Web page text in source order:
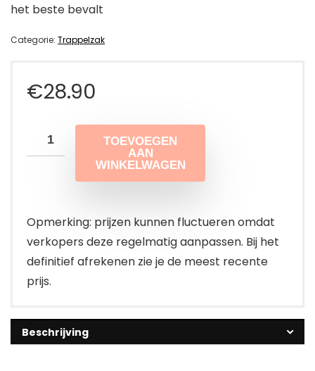
het beste bevalt
Categorie: Trappelzak
€28.90
TOEVOEGEN
AAN
WINKELWAGEN
Opmerking: prijzen kunnen fluctueren omdat
verkopers deze regelmatig aanpassen. Bij het
definitief afrekenen zie je de meest recente
prijs.
Beschrijving